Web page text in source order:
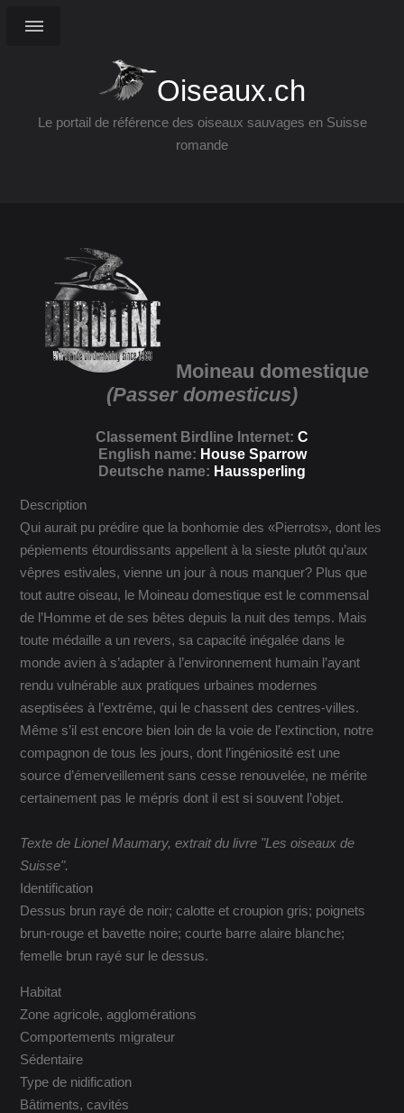
Oiseaux.ch
Le portail de référence des oiseaux sauvages en Suisse
romande
Moineau domestique
(Passer domesticus)
Classement Birdline Internet: C
English name: House Sparrow
Deutsche name: Haussperling
Description
Qui aurait pu prédire que la bonhomie des «Pierrots», dont les
pépiements étourdissants appellent à la sieste plutôt qu’aux
vêpres estivales, vienne un jour à nous manquer? Plus que
tout autre oiseau, le Moineau domestique est le commensal
de l’Homme et de ses bêtes depuis la nuit des temps. Mais
toute médaille a un revers, sa capacité inégalée dans le
monde avien à s’adapter à l’environnement humain l’ayant
rendu vulnérable aux pratiques urbaines modernes
aseptisées à l’extrême, qui le chassent des centres-villes.
Même s’il est encore bien loin de la voie de l’extinction, notre
compagnon de tous les jours, dont l’ingéniosité est une
source d’émerveillement sans cesse renouvelée, ne mérite
certainement pas le mépris dont il est si souvent l’objet.
Texte de Lionel Maumary, extrait du livre "Les oiseaux de
Suisse".
Identification
Dessus brun rayé de noir; calotte et croupion gris; poignets
brun-rouge et bavette noire; courte barre alaire blanche;
femelle brun rayé sur le dessus.
Habitat
Zone agricole, agglomérations
Comportements migrateur
Sédentaire
Type de nidification
Bâtiments, cavités